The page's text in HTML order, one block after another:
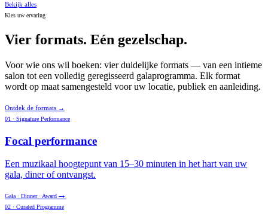
Bekijk alles
Kies uw ervaring
Vier formats. Eén gezelschap.
Voor wie ons wil boeken: vier duidelijke formats — van een intieme
salon tot een volledig geregisseerd galaprogramma. Elk format
wordt op maat samengesteld voor uw locatie, publiek en aanleiding.
Ontdek de formats →
01 · Signature Performance
Focal performance
Een muzikaal hoogtepunt van 15–30 minuten in het hart van uw
gala, diner of ontvangst.
Gala · Dinner · Award →
02 · Curated Programme